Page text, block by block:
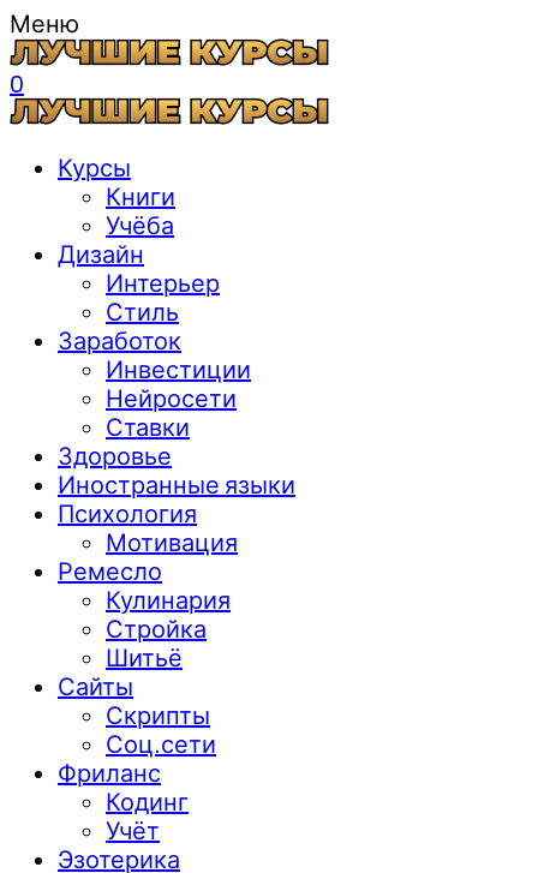
Меню
0
Курсы
Книги
Учёба
Дизайн
Интерьер
Стиль
Заработок
Инвестиции
Нейросети
Ставки
Здоровье
Иностранные языки
Психология
Мотивация
Ремесло
Кулинария
Стройка
Шитьё
Сайты
Скрипты
Соц.сети
Фриланс
Кодинг
Учёт
Эзотерика